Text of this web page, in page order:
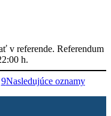
v referende. Referendum
h.
9Nasledujúce oznamy